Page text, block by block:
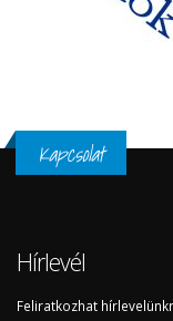
Kapcsolat
Hírlevél
Feliratkozhat